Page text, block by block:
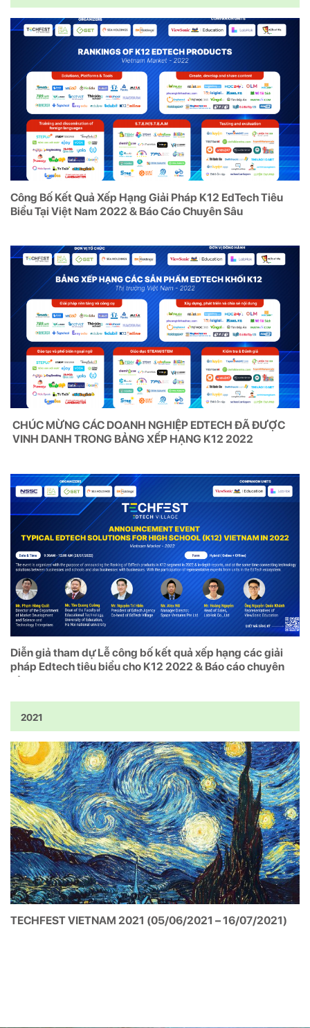
Công Bố Kết Quả Xếp Hạng Giải Pháp K12 EdTech Tiêu
Biểu Tại Việt Nam 2022 & Báo Cáo Chuyên Sâu
CHÚC MỪNG CÁC DOANH NGHIỆP EDTECH ĐÃ ĐƯỢC
VINH DANH TRONG BẢNG XẾP HẠNG K12 2022
Diễn giả tham dự Lễ công bố kết quả xếp hạng các giải
pháp Edtech tiêu biểu cho K12 2022 & Báo cáo chuyên
sâu
2021
TECHFEST VIETNAM 2021 (05/06/2021 – 16/07/2021)